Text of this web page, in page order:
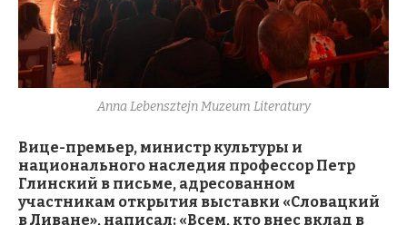
Anna Lebensztejn Muzeum Literatury
Вице-премьер, министр культуры и
национального наследия профессор Петр
Глинский в письме, адресованном
участникам открытия выставки «Словацкий
в Ливане», написал: «Всем, кто внес вклад в